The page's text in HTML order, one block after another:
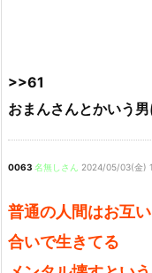
>>61
おまんさんとかいう
0063 名無しさん 2024/05/03(金)
普通の人間はお互
合いで生きてる